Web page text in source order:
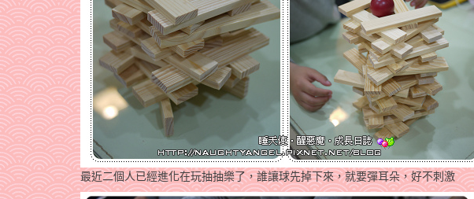
最近二個人已經進化在玩抽抽樂了，誰讓球先掉下來，就要彈耳朵，好不刺激